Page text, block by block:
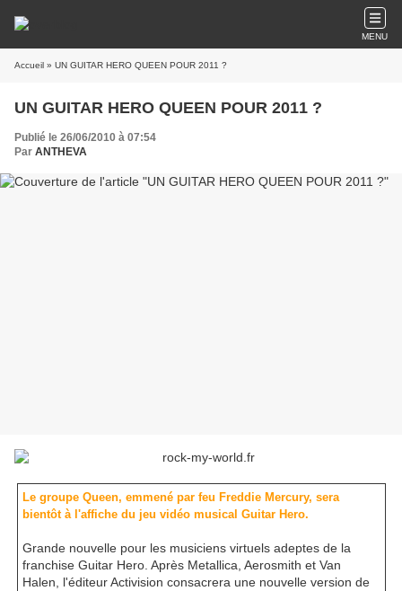
MENU
Accueil » UN GUITAR HERO QUEEN POUR 2011 ?
UN GUITAR HERO QUEEN POUR 2011 ?
Publié le 26/06/2010 à 07:54
Par ANTHEVA
Le groupe Queen, emmené par feu Freddie Mercury, sera
bientôt à l'affiche du jeu vidéo musical Guitar Hero.
Grande nouvelle pour les musiciens virtuels adeptes de la
franchise Guitar Hero. Après Metallica, Aerosmith et Van
Halen, l'éditeur Activision consacrera une nouvelle version de